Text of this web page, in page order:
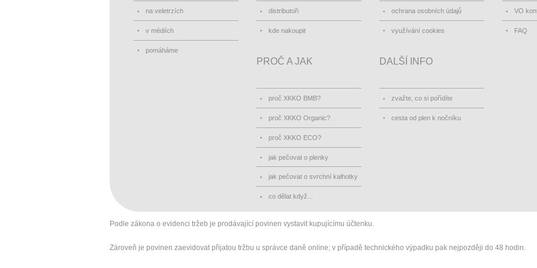
na veletrzích
v médiích
pomáháme
distributoři
kde nakoupit
ochrana osobních údajů
využívání cookies
VO
FAQ
PROČ A JAK
proč XKKO BMB?
proč XKKO Organic?
proč XKKO ECO?
jak pečovat o plenky
jak pečovat o svrchní kalhotky
co dělat když...
DALŠÍ INFO
zvažte, co si pořídíte
cesta od plen k nočníku
Podle zákona o evidenci tržeb je prodávající povinen vystavit kupujícímu účtenku.
Zároveň je povinen zaevidovat přijatou tržbu u správce daně online; v případě technického výpadku pak nejpozději do 48 hodin.